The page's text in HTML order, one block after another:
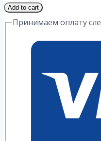
2
Часть
Add to cart
Принимаем оплату